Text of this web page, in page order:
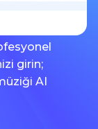
girin;
AI